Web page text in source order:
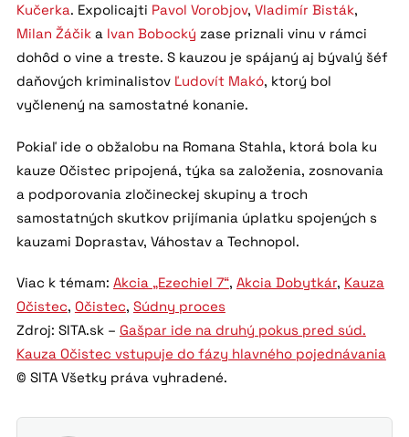
Kučerka. Expolicajti Pavol Vorobjov, Vladimír Bisták,
Milan Žáčika Ivan Bobocký zase priznali vinu v rámci
dohôd o vine a treste. S kauzou je spájaný aj bývalý šéf
daňových kriminalistovĽudovít Makó, ktorý bol
vyčlenený na samostatné konanie.
Pokiaľ ide o obžalobu na Romana Stahla, ktorá bola ku
kauze Očistec pripojená, týka sa založenia, zosnovania
a podporovania zločineckej skupiny a troch
samostatných skutkov prijímania úplatku spojených s
kauzami Doprastav, Váhostav a Technopol.
Viac k témam: Akcia „Ezechiel 7“, Akcia Dobytkár, Kauza
Očistec, Očistec, Súdny proces
Zdroj: SITA.sk – Gašpar ide na druhý pokus pred súd.
Kauza Očistec vstupuje do fázy hlavného pojednávania
© SITA Všetky práva vyhradené.